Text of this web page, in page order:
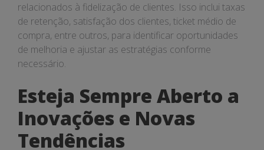
relacionados à fidelização de clientes. Isso inclui taxas
de retenção, satisfação dos clientes, ticket médio de
compra, entre outros, para identificar oportunidades
de melhoria e ajustar as estratégias conforme
necessário.
Esteja Sempre Aberto a
Inovações e Novas
Tendências